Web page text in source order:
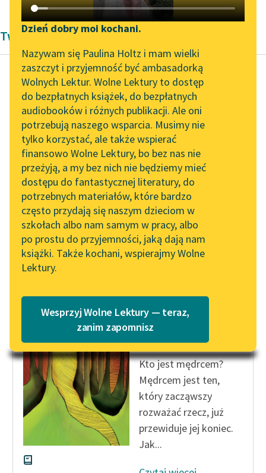
Katalog DAISY
Podkasty o książkach
Zgłoś brak utworu
Aktualności
„Prokurator Alicja Horn”
do słuchania
Byliśmy częścią AI Impact
Lab
Zapraszamy na spotkanie
online z tłumaczkami
literatury skandynawskiej
Spotkanie z Katarzyną
Tunkiel w Oslo
102. lata temu zmarł
Joseph Conrad
Lektury szkolne i klasyka
literatury do słuchania dla
uczennic i uczniów z
niepełnosprawnościami
E-kolekcja lektur
szkolnych i literatury do
słuchania dla uczennic i
uczniów z
niepełnosprawnościami
Narzędzia
Mapa Wolnych Lektur
Leśmianator
Przewodnik dla piszących i
czytających
API
OAI-PMH
Widget Wolnych Lektur
Przypisy
Katalog w formacie PDF
Dzień dobry moi kochani.
Nazywam się Paulina Holtz i mam wielki
zaszczyt i przyjemność być ambasadorką
Wolnych Lektur. Wolne Lektury to dostęp
do bezpłatnych książek, do bezpłatnych
audiobooków i różnych publikacji. Ale oni
potrzebują naszego wsparcia. Musimy nie
tylko korzystać, ale także wspierać
finansowo Wolne Lektury, bo bez nas nie
przeżyją, a my bez nich nie będziemy mieć
dostępu do fantastycznej literatury, do
potrzebnych materiałów, które bardzo
często przydają się naszym dzieciom w
szkołach albo nam samym w pracy, albo
po prostu do przyjemności, jaką dają nam
książki. Także kochani, wspierajmy Wolne
Lektury.
Wesprzyj Wolne Lektury — teraz,
zanim zapomnisz
Twórczość
Autor nieznany
Agady
talmudyczne
Bóg użycza mądrości
tylko temu, który już ją
posiada. Tak jak to jest
powiedziane w...
Czytaj więcej
Agady
talmudyczne
Kto jest mędrcem?
Mędrcem jest ten,
który zacząwszy
rozważać rzecz, już
przewiduje jej koniec.
Jak...